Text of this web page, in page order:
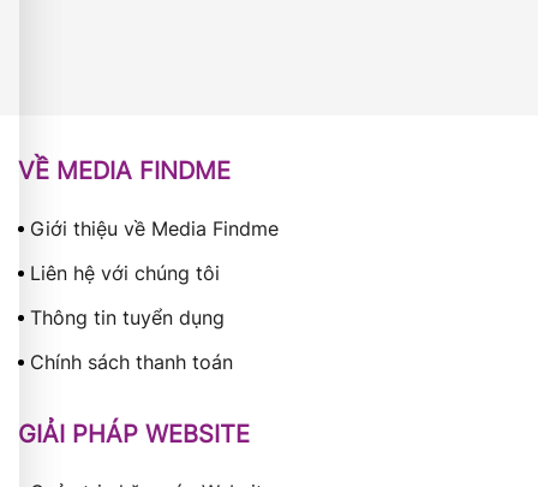
VỀ MEDIA FINDME
Giới thiệu về Media Findme
Liên hệ với chúng tôi
Thông tin tuyển dụng
Chính sách thanh toán
GIẢI PHÁP WEBSITE